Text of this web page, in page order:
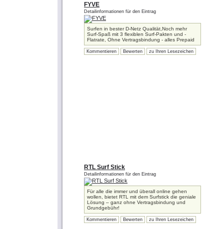
FYVE
Detailinformationen für den Eintrag
Surfen in bester D-Netz Qualität,Noch mehr
Surf-Spaß mit 3 flexiblen Surf-Pakten und -
Flatrate, Ohne Vertragsbindung - alles Prepaid
Kommentieren Bewerten zu Ihren Lesezeichen
RTL Surf Stick
Detailinformationen für den Eintrag
Für alle die immer und überall online gehen
wollen, bietet RTL mit dem Surfstick die geniale
Lösung – ganz ohne Vertragsbindung und
Grundgebühr!
Kommentieren Bewerten zu Ihren Lesezeichen